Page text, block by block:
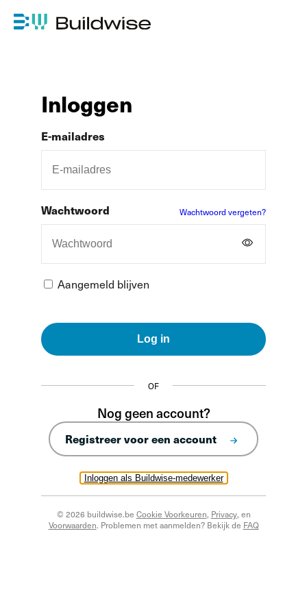
Inloggen
Inloggen als Buildwise-medewerker
E-mailadres
Wachtwoord Wachtwoord vergeten?
Aangemeld blijven
Log in
OF
Nog geen account?
Registreer voor een account
© 2026 buildwise.be Cookie Voorkeuren, Privacy, en
Voorwaarden. Problemen met aanmelden? Bekijk de FAQ